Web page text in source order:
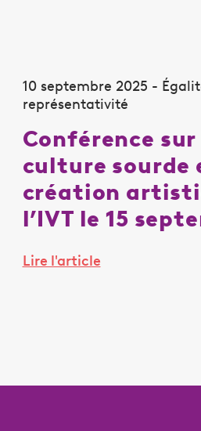
10 septembre 2025 -
représentativité
Conférence sur
culture sourde
création
l’IVT le 15
Lire l'article